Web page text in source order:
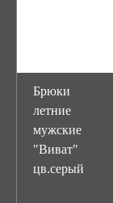
Брюки
летние
мужские
"Виват"
цв.серый